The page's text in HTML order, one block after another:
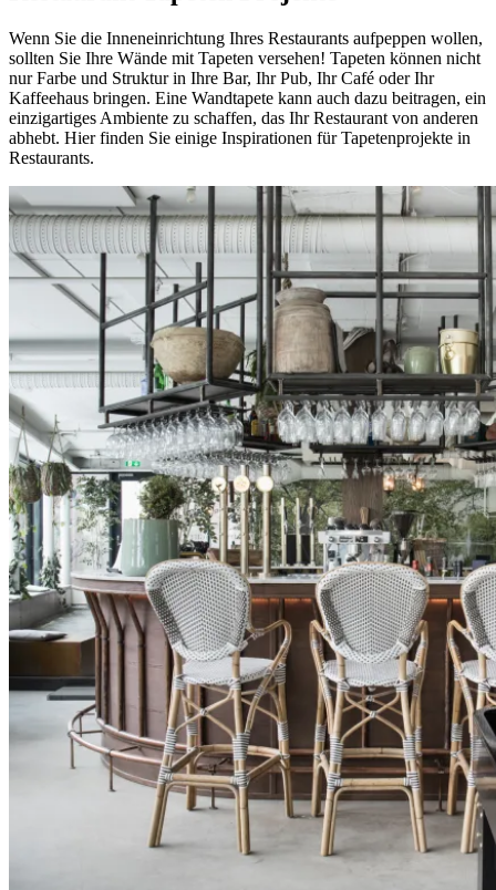
Wenn Sie die Inneneinrichtung Ihres Restaurants aufpeppen wollen,
sollten Sie Ihre Wände mit Tapeten versehen! Tapeten können nicht
nur Farbe und Struktur in Ihre Bar, Ihr Pub, Ihr Café oder Ihr
Kaffeehaus bringen. Eine Wandtapete kann auch dazu beitragen, ein
einzigartiges Ambiente zu schaffen, das Ihr Restaurant von anderen
abhebt. Hier finden Sie einige Inspirationen für Tapetenprojekte in
Restaurants.